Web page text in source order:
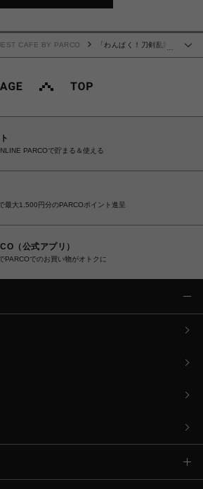
CAFE BY PARCO
「わんぱく！刀剣乱舞
PARCOで貯まる＆使える
最大1,500円分のPARCOポイント進呈
（公式アプリ）
PARCOでのお買い物がオトクに